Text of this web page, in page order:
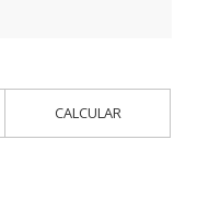
CALCULAR